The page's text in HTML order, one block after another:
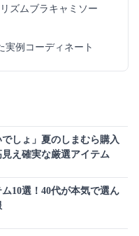
ズムブラキャミソー
実例コーディネート
でしょ」夏のしまむら購入
え確実な厳選アイテム
10選！40代が本気で選ん